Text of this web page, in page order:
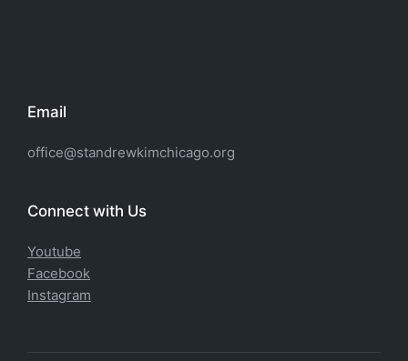
Email
office@standrewkimchicago.org
Connect with Us
Youtube
Facebook
Instagram